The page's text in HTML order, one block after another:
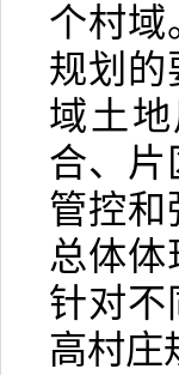
个村域
规划的
域土
合、片
管控和
总体
针对不
高村庄